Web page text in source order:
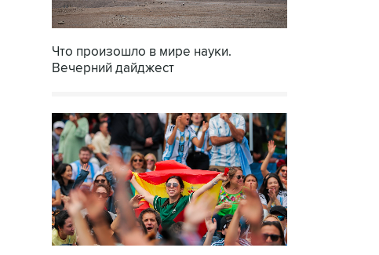
Что произошло в мире науки.
Вечерний дайджест